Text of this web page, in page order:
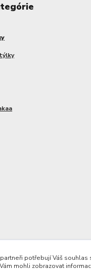
potřebují Váš souhlas
mohli zobrazovat